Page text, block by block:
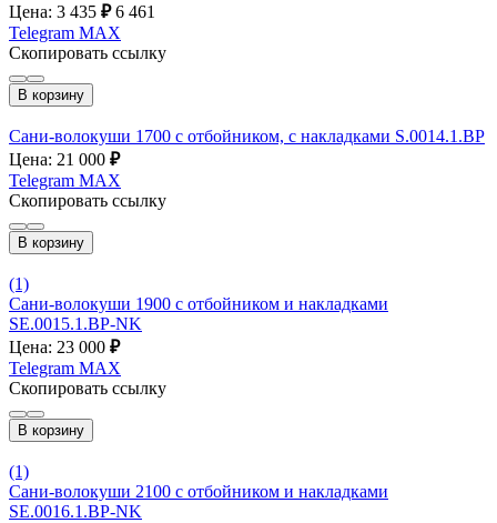
Цена: 3 435 ₽ 6 461
Telegram MAX
Скопировать ссылку
В корзину
Сани-волокуши 1700 с отбойником, с накладками S.0014.1.BP
Цена: 21 000 ₽
Telegram MAX
Скопировать ссылку
В корзину
(1)
Сани-волокуши 1900 с отбойником и накладками
SE.0015.1.ВР-NK
Цена: 23 000 ₽
Telegram MAX
Скопировать ссылку
В корзину
(1)
Сани-волокуши 2100 с отбойником и накладками
SE.0016.1.ВР-NK